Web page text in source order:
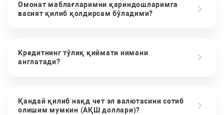
Омонат маблағларимни қариндошларимга
васият қилиб қолдирсам бўладими?
Кредитнинг тўлиқ қиймати нимани
англатади?
Қандай қилиб нақд чет эл валютасини сотиб
олишим мумкин (АҚШ доллари)?